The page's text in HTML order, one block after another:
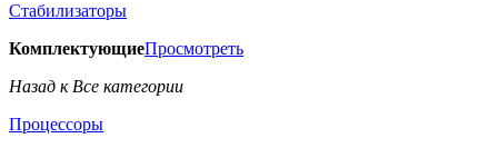
Стабилизаторы
КомплектующиеПросмотреть
Назад к Все категории
Процессоры